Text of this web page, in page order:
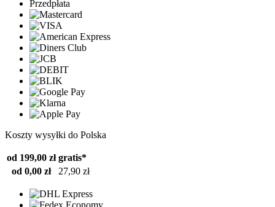
Przedpłata
Koszty wysyłki do Polska
od 199,00 zł gratis*
od 0,00 zł
27,90 zł